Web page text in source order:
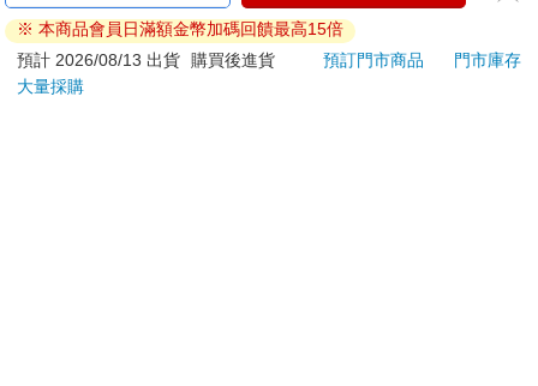
若非上列種類商品，均享有到貨7天的猶豫期（含例假
日）。
辦理退換貨時，商品（組合商品恕無法接受單獨退貨）必須
※ 本商品會員日滿額金幣加碼回饋最高15倍
預計 2026/08/13 出貨
購買後進貨 預訂門市商品
門市庫存
大量採購